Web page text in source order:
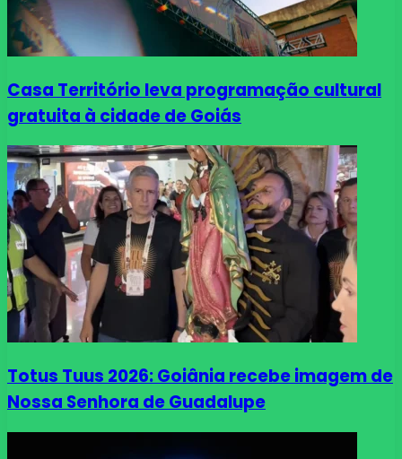
Casa Território leva programação cultural
gratuita à cidade de Goiás
Totus Tuus 2026: Goiânia recebe imagem de
Nossa Senhora de Guadalupe